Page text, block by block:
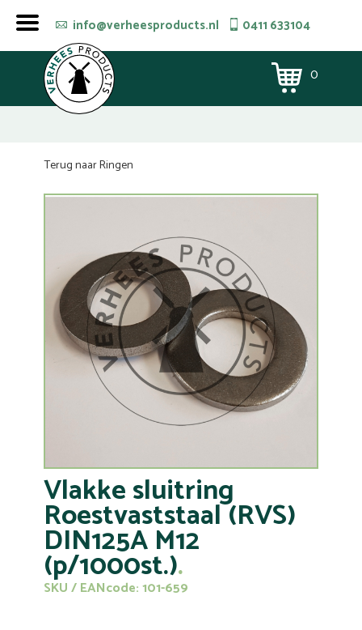
info@verheesproducts.nl 0411 633104
0
Terug naar Ringen
Vlakke sluitring
Roestvaststaal (RVS)
DIN125A M12
(p/1000st.)
SKU / EANcode: 101-659